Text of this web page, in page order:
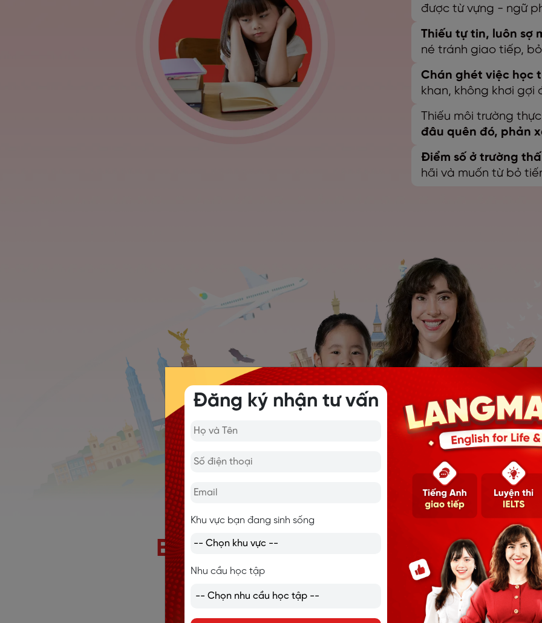
được từ vựng - ngữ
Thiếu tự tin, luôn sợ
né tránh giao tiếp,
Chán ghét việc học
khan, không khơi gợi
Thiếu môi trường
đâu quên đó, phản
Điểm số ở trường
hãi và muốn từ bỏ
BÉ PHÁT ÂM CHUẨN, TỰ TIN GIAO
LANGMASTER
Đăng ký nhận tư vấn
Khu vực bạn đang sinh sống
Nhu cầu học tập